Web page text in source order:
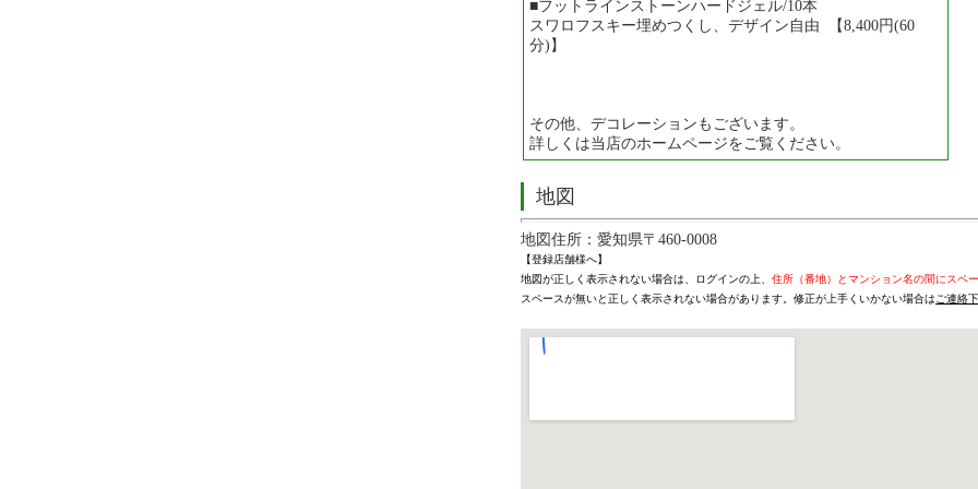
■フットラインストーンハードジェル/10本
スワロフスキー埋めつくし、デザイン自由 【8,400円(60
分)】
その他、デコレーションもございます。
詳しくは当店のホームページをご覧ください。
地図
地図住所：愛知県〒460-0008
【登録店舗様へ】
地図が正しく表示されない場合は、ログインの上、 住所（番地）とマンション名の間にスペ
スペースが無いと正しく表示されない場合があります。修正が上手くいかない場合は ご連絡